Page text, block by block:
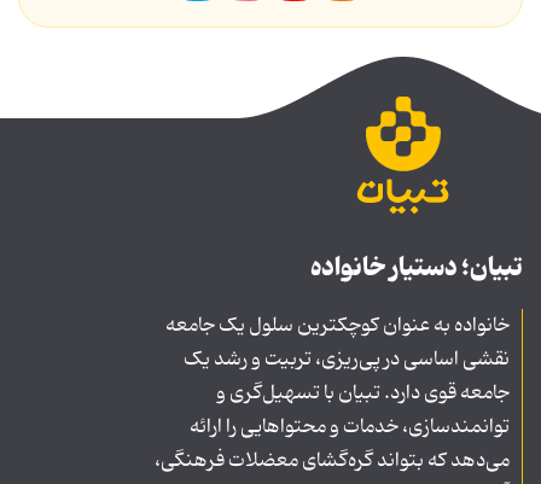
تبیان؛ دستیار خانواده
خانواده به عنوان کوچکترین سلول یک جامعه
نقشی اساسی در پی‌ریزی، تربیت و رشد یک
جامعه قوی دارد. تبیان با تسهیل‌گری و
توانمندسازی، خدمات و محتواهایی را ارائه
می‌دهد که بتواند گره‌گشای معضلات فرهنگی،